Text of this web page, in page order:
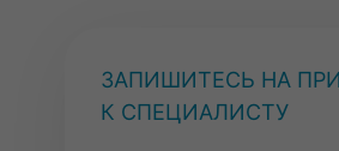
ЗАПИШИТЕСЬ НА
К СПЕЦИАЛИСТУ